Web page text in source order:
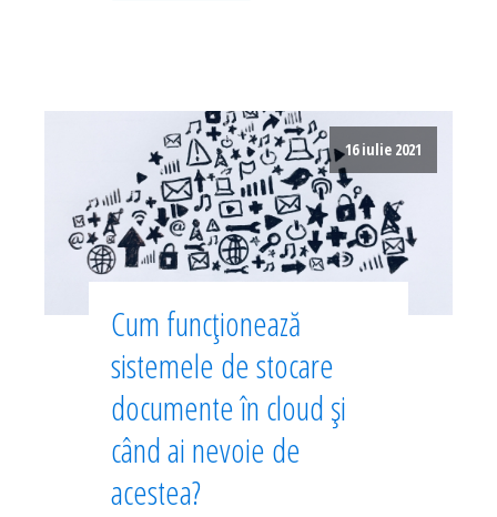
16 iulie 2021
Cum funcționează
sistemele de stocare
documente în cloud și
când ai nevoie de
acestea?